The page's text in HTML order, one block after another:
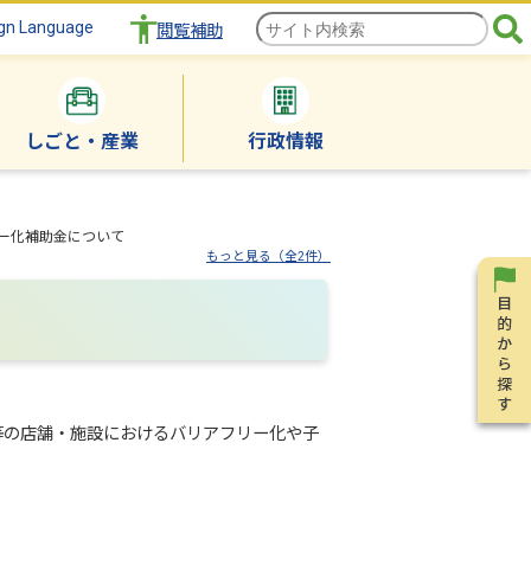
Language 閲覧補助
しごと・産業 行政情報
化補助金について
もっと見る（全2件）
店舗・施設におけるバリアフリー化や子